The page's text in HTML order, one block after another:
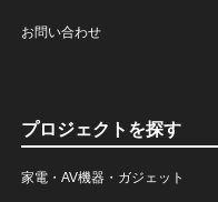
お問い合わせ
プロジェクトを探す
家電・AV機器・ガジェット